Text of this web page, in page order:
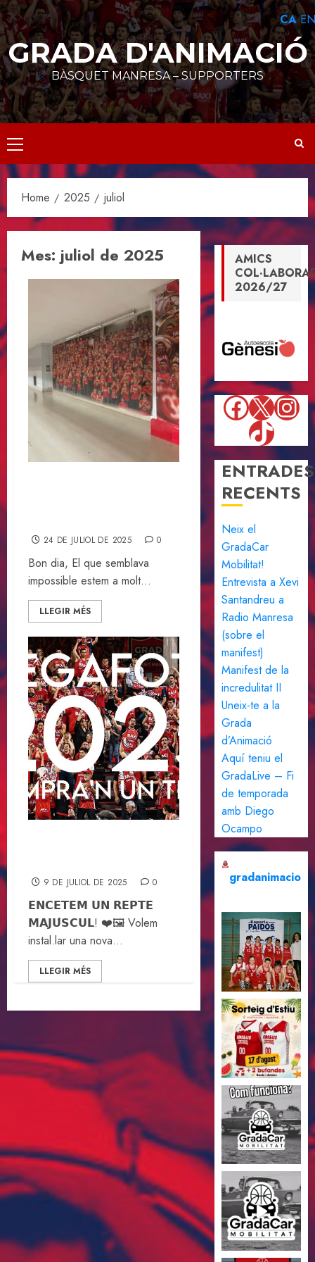
Skip
to
content
GRADA D'ANIMACIÓ
BÀSQUET MANRESA – SUPPORTERS
Primary
Menu
Home 2025 juliol
Mes: juliol de 2025
24 DE JULIOL DE 2025 0
Bon dia, El que semblava
impossible estem a molt...
LLEGIR MÉS
9 DE JULIOL DE 2025 0
𝗘𝗡𝗖𝗘𝗧𝗘𝗠 𝗨𝗡 𝗥𝗘𝗣𝗧𝗘
𝗠𝗔𝗝𝗨́𝗦𝗖𝗨𝗟! ❤️🖼️ Volem
instal.lar una nova...
LLEGIR MÉS
AMICS
2026/27
X
TikTok
ENTRADES
RECENTS
Neix el
GradaCar
Mobilitat!
Entrevista a Xevi
Santandreu a
Radio Manresa
(sobre el
manifest)
Manifest de la
incredulitat II
Uneix-te a la
Grada
d’Animació
Aquí teniu el
GradaLive – Fi
de temporada
amb Diego
Ocampo
gradanimacio
CA EN